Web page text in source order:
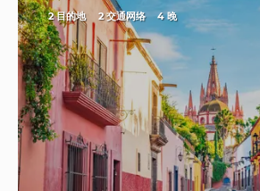
2 目的地 2 交通网络 4 晚